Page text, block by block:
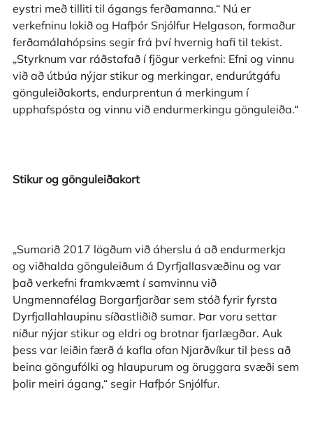
eystri með tilliti til ágangs ferðamanna.“ Nú er
verkefninu lokið og Hafþór Snjólfur Helgason, formaður
ferðamálahópsins segir frá því hvernig hafi til tekist.
„Styrknum var ráðstafað í fjögur verkefni: Efni og vinnu
við að útbúa nýjar stikur og merkingar, endurútgáfu
gönguleiðakorts, endurprentun á merkingum í
upphafspósta og vinnu við endurmerkingu gönguleiða.“
Stikur og gönguleiðakort
„Sumarið 2017 lögðum við áherslu á að endurmerkja
og viðhalda gönguleiðum á Dyrfjallasvæðinu og var
það verkefni framkvæmt í samvinnu við
Ungmennafélag Borgarfjarðar sem stóð fyrir fyrsta
Dyrfjallahlaupinu síðastliðið sumar. Þar voru settar
niður nýjar stikur og eldri og brotnar fjarlægðar. Auk
þess var leiðin færð á kafla ofan Njarðvíkur til þess að
beina göngufólki og hlaupurum og öruggara svæði sem
þolir meiri ágang,“ segir Hafþór Snjólfur.